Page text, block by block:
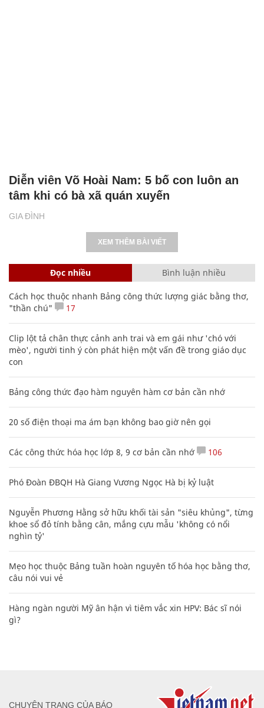
GIA ĐÌNH
Diễn viên Võ Hoài Nam: 5 bố con luôn an
tâm khi có bà xã quán xuyến
XEM THÊM BÀI VIẾT
Đọc nhiều Bình luận nhiều
Cách học thuộc nhanh Bảng công thức lượng giác bằng thơ,
"thần chú"
17
Clip lột tả chân thực cảnh anh trai và em gái như 'chó với
mèo', người tinh ý còn phát hiện một vấn đề trong giáo dục
con
Bảng công thức đạo hàm nguyên hàm cơ bản cần nhớ
20 số điện thoại ma ám bạn không bao giờ nên gọi
Các công thức hóa học lớp 8, 9 cơ bản cần nhớ 106
Phó Đoàn ĐBQH Hà Giang Vương Ngọc Hà bị kỷ luật
Nguyễn Phương Hằng sở hữu khối tài sản "siêu khủng", từng
khoe sổ đỏ tính bằng cân, mắng cựu mẫu 'không có nổi
nghìn tỷ'
Mẹo học thuộc Bảng tuần hoàn nguyên tố hóa học bằng thơ,
câu nói vui vẻ
Hàng ngàn người Mỹ ân hận vì tiêm vắc xin HPV: Bác sĩ nói
gì?
CHUYÊN TRANG CỦA BÁO